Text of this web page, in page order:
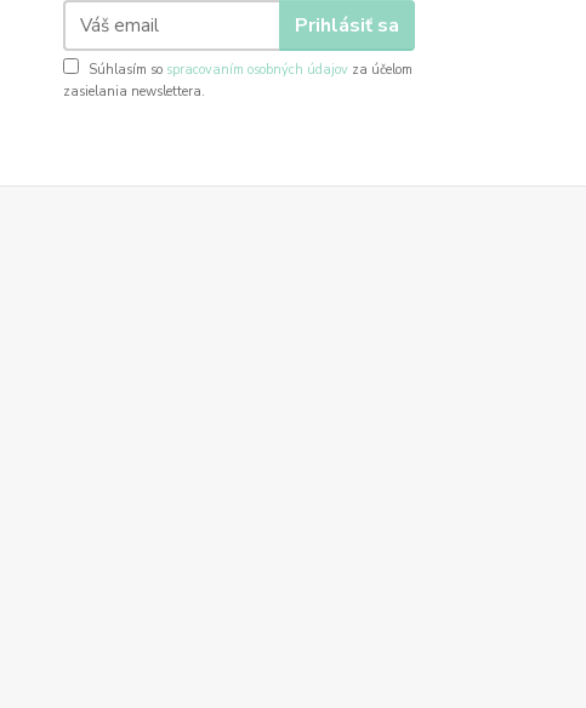
Prihlásiť sa
Súhlasím so spracovaním osobných údajov za účelom
zasielania newslettera.